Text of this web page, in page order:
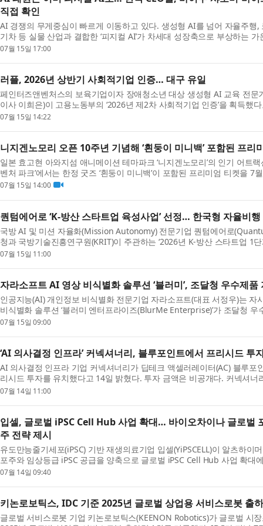
직접 확인
AI 경쟁의 무게중심이 빠르게 이동하고 있다. 생성형 AI를 넘어 자율주행,
기차 등 실물 산업과 결합한 ‘피지컬 AI’가 차세대 성장축으로 부상하는
AI 전문가들이 중국 AI 혁...
07월 15일 17:00
러플, 2026년 상반기 사회적기업 인증… 대구 유일
페인터즈앤벤처스의 보육기업이자 장애청소년 대상 생성형 AI 교육 전문
이사 이희은)이 고용노동부의 ‘2026년 제2차 사회적기업 인증’을 획득했
는 사회적기업육성전문위원회 ...
07월 15일 14:22
니지겐노모리 오픈 10주년 기념해 ‘흰둥이 미니백’ 포함된 프리
일본 효고현 아와지섬 애니메이션 테마파크 ‘니지겐노모리’의 인기 어트
벤처 파크’에서는 한정 굿즈 ‘흰둥이 미니백’이 포함된 프리미엄 티켓을 7
매 개시한다(티켓 이용 개...
07월 15일 14:00
퀀텀에어로 ‘K-방산 스타트업 육성사업’ 선정… 한국형 자율비
국방 AI 및 미션 자율화(Mission Autonomy) 전문기업 퀀텀에어로
청과 국방기술진흥연구원(KRIT)이 주관하는 ‘2026년 K-방산 스타트업 1
정돼 지난 14일 협약을 체결했다고...
07월 15일 11:00
자라소프트 AI 영상 비식별화 솔루션 ‘블러미’, 조달청 우수제품
인공지능(AI) 개인정보 비식별화 전문기업 자라소프트(대표 서정우)는 자
비식별화 솔루션 ‘블러미 엔터프라이즈(BlurMe Enterprise)’가 조달청 우
로 지정됐다고 15일 밝혔다. ...
07월 15일 09:00
‘AI 의사결정 인프라’ 커넥셔너리, 블루포인트에서 프리시드 투
AI 의사결정 인프라 기업 커넥셔너리가 딥테크 액셀러레이터(AC) 블루포
리시드 투자를 유치했다고 14일 밝혔다. 투자 금액은 비공개다. 커넥셔너
정보를 의사결정 가능한 형태로...
07월 14일 11:00
입셀, 글로벌 iPSC Cell Hub 사업 확대… 바이오차이나 글로벌
주 전략 제시
유도만능줄기세포(iPSC) 기반 재생의료기업 입셀(YiPSCELL)이 알츠하이
포주와 임상등급 iPSC 공급을 양축으로 글로벌 iPSC Cell Hub 사업 확대
월 9일부터 10일까지 서울 ...
07월 14일 09:40
키논로보틱스, IDC 기준 2025년 글로벌 상업용 서비스로봇 출
글로벌 서비스로봇 기업 키논로보틱스(KEENON Robotics)가 글로벌 시